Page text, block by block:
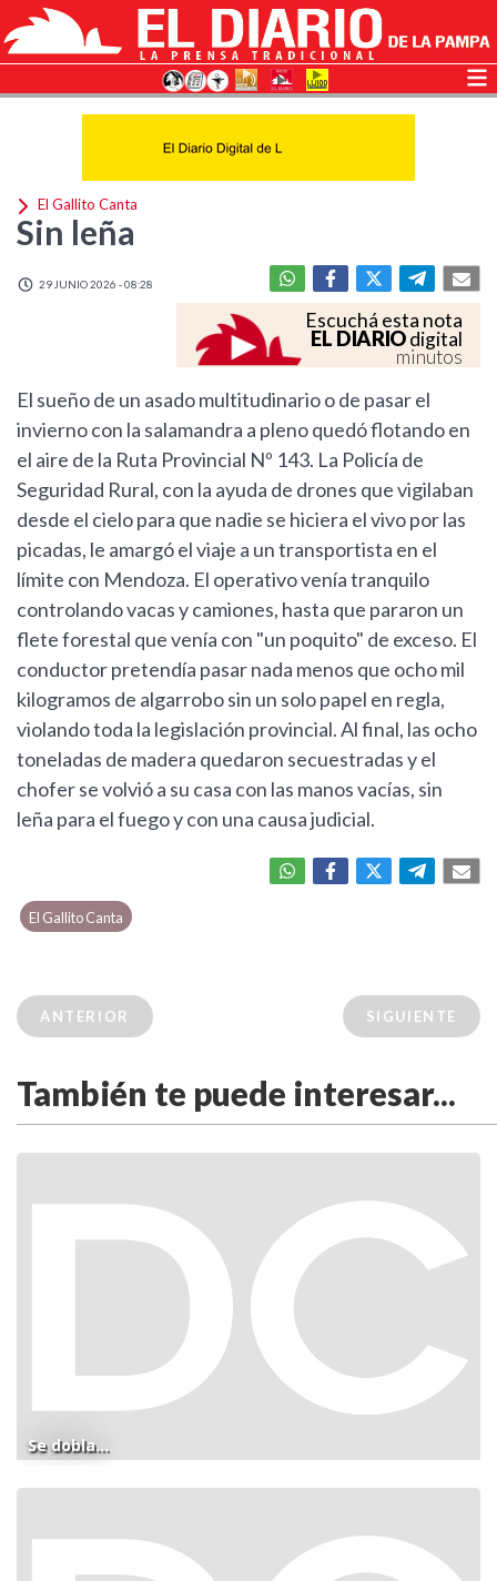
El Gallito Canta
Sin leña
29 JUNIO 2026 - 08:28
Escuchá esta nota
EL DIARIOdigital
minutos
El sueño de un asado multitudinario o de pasar el
invierno con la salamandra a pleno quedó flotando en
el aire de la Ruta Provincial Nº 143. La Policía de
Seguridad Rural, con la ayuda de drones que vigilaban
desde el cielo para que nadie se hiciera el vivo por las
picadas, le amargó el viaje a un transportista en el
límite con Mendoza. El operativo venía tranquilo
controlando vacas y camiones, hasta que pararon un
flete forestal que venía con "un poquito" de exceso. El
conductor pretendía pasar nada menos que ocho mil
kilogramos de algarrobo sin un solo papel en regla,
violando toda la legislación provincial. Al final, las ocho
toneladas de madera quedaron secuestradas y el
chofer se volvió a su casa con las manos vacías, sin
leña para el fuego y con una causa judicial.
El Gallito Canta
ANTERIOR SIGUIENTE
También te puede interesar...
Se dobla...